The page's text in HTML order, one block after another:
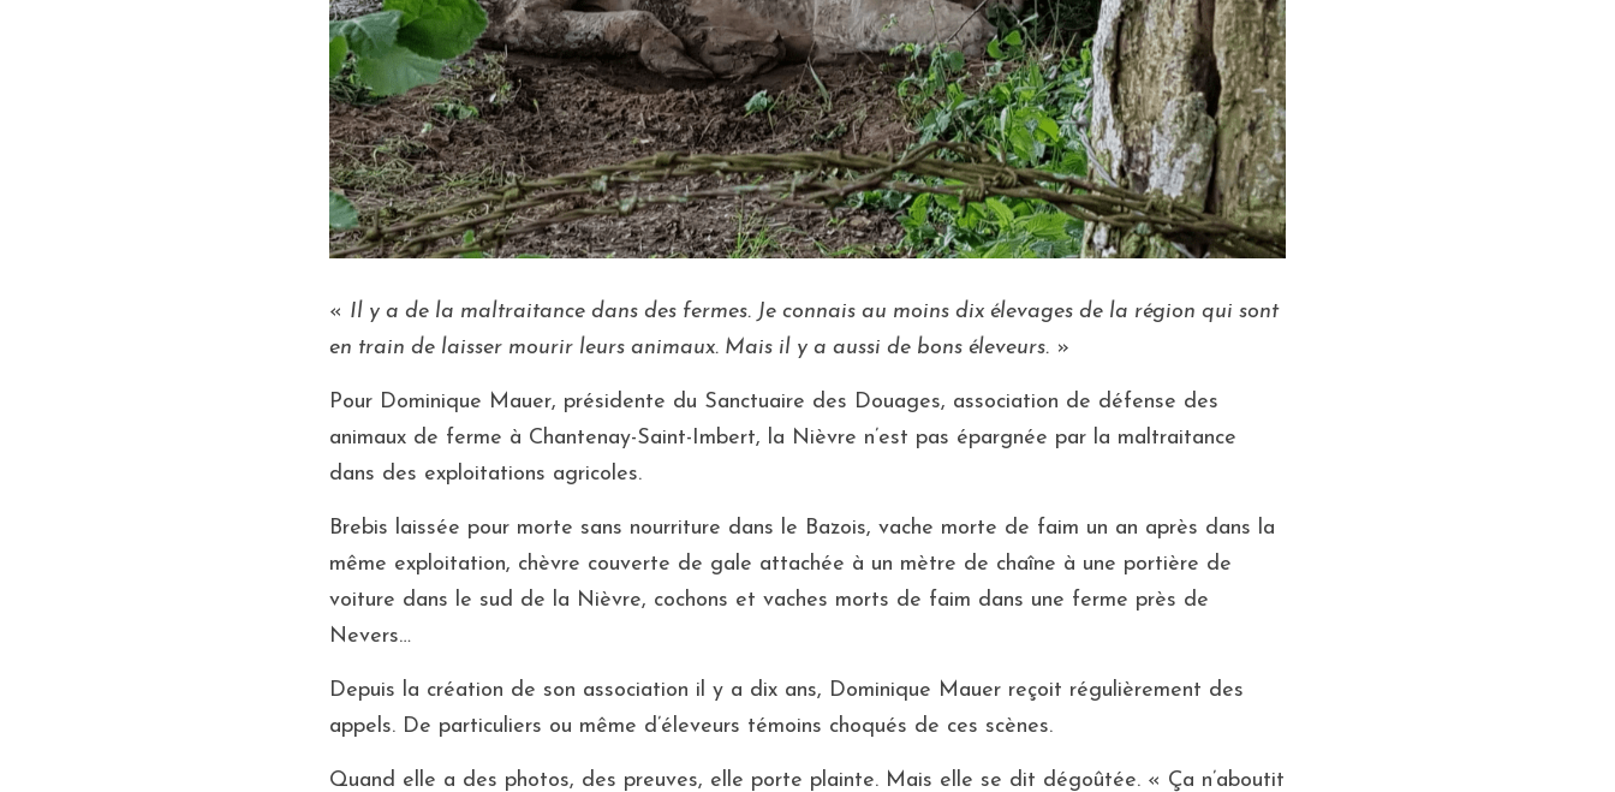
« Il y a de la maltraitance dans des fermes. Je connais au moins dix élevages de la région qui sont
en train de laisser mourir leurs animaux. Mais il y a aussi de bons éleveurs. »
Pour Dominique Mauer, présidente du Sanctuaire des Douages, association de défense des
animaux de ferme à Chantenay-Saint-Imbert, la Nièvre n’est pas épargnée par la maltraitance
dans des exploitations agricoles.
Brebis laissée pour morte sans nourriture dans le Bazois, vache morte de faim un an après dans la
même exploitation, chèvre couverte de gale attachée à un mètre de chaîne à une portière de
voiture dans le sud de la Nièvre, cochons et vaches morts de faim dans une ferme près de
Nevers…
Depuis la création de son association il y a dix ans, Dominique Mauer reçoit régulièrement des
appels. De particuliers ou même d’éleveurs témoins choqués de ces scènes.
Quand elle a des photos, des preuves, elle porte plainte. Mais elle se dit dégoûtée. « Ça n’aboutit